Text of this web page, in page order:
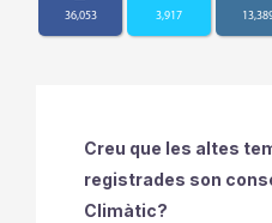
36,053 3,917
Creu que les altes
registrades son
Climàtic?